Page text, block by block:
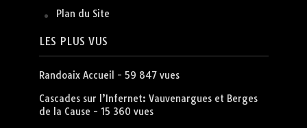
Plan du Site
LES PLUS VUS
Randoaix Accueil - 59 847 vues
Cascades sur l’Infernet: Vauvenargues et Berges
de la Cause - 15 360 vues